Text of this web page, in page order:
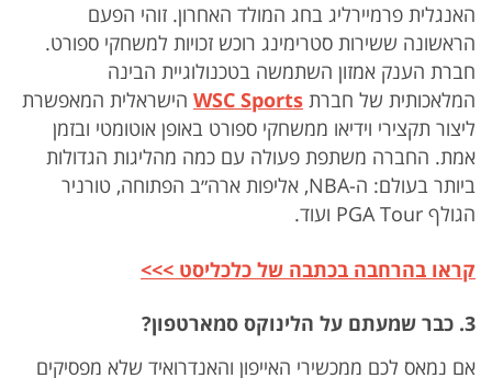
האנגלית פרמיירליג בחג המולד האחרון. זוהי הפעם
הראשונה ששירות סטרימינג רוכש זכויות למשחקי ספורט.
חברת הענק אמזון השתמשה בטכנולוגיית הבינה
המלאכותית של חברת WSC Sports הישראלית המאפשרת
ליצור תקצירי וידיאו ממשחקי ספורט באופן אוטומטי ובזמן
אמת. החברה משתפת פעולה עם כמה מהליגות הגדולות
ביותר בעולם: ה-NBA, אליפות ארה״ב הפתוחה, טורניר
הגולף PGA Tour ועוד.
קראו בהרחבה בכתבה של כלכליסט >>>
3. כבר שמעתם על הלינוקס סמארטפון?
אם נמאס לכם ממכשירי האייפון והאנדרואיד שלא מפסיקים